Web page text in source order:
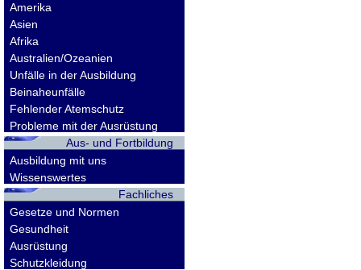
Amerika
Asien
Afrika
Australien/Ozeanien
Unfälle in der Ausbildung
Beinaheunfälle
Fehlender Atemschutz
Probleme mit der Ausrüstung
Aus- und Fortbildung
Ausbildung mit uns
Wissenswertes
Fachliches
Gesetze und Normen
Gesundheit
Ausrüstung
Schutzkleidung